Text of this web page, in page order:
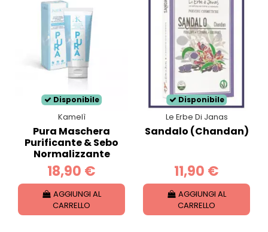
Disponibile
Kamelì
Pura Maschera
Purificante & Sebo
Normalizzante
18,90 €
AGGIUNGI AL
CARRELLO
Disponibile
Le Erbe Di Janas
Sandalo (Chandan)
11,90 €
AGGIUNGI AL
CARRELLO